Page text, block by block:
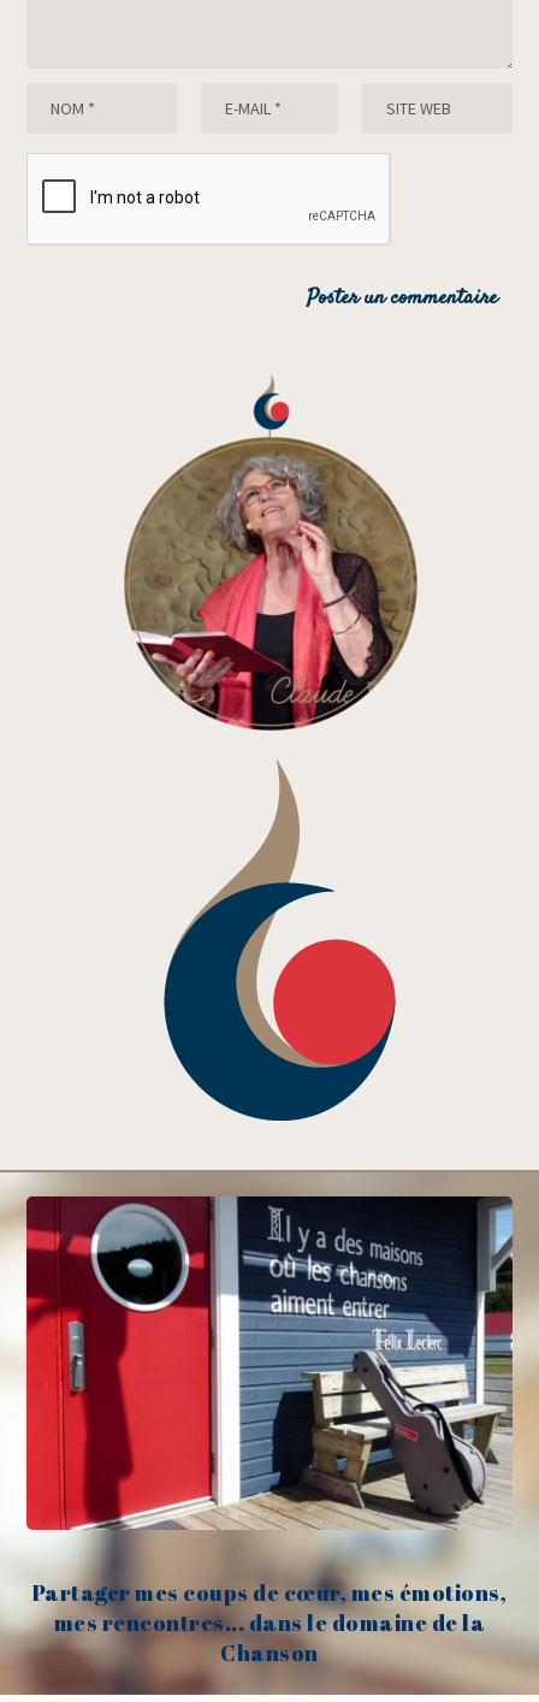
Partager mes coups de cœur, mes émotions,
mes rencontres... dans le domaine de la
Chanson